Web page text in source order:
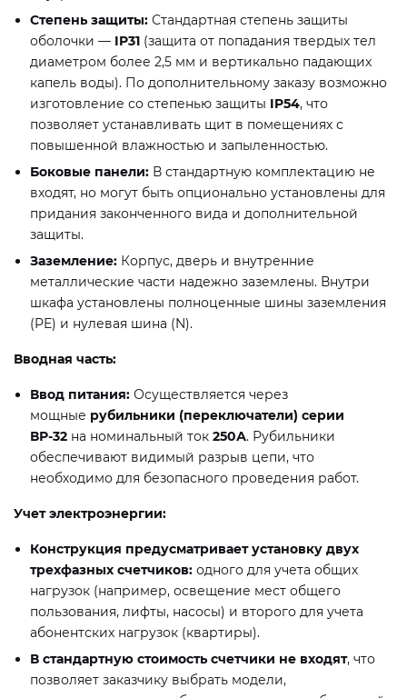
Степень защиты: Стандартная степень защиты
оболочки — IP31 (защита от попадания твердых тел
диаметром более 2,5 мм и вертикально падающих
капель воды). По дополнительному заказу возможно
изготовление со степенью защиты IP54, что
позволяет устанавливать щит в помещениях с
повышенной влажностью и запыленностью.
Боковые панели: В стандартную комплектацию не
входят, но могут быть опционально установлены для
придания законченного вида и дополнительной
защиты.
Заземление: Корпус, дверь и внутренние
металлические части надежно заземлены. Внутри
шкафа установлены полноценные шины заземления
(PE) и нулевая шина (N).
Вводная часть:
Ввод питания: Осуществляется через
мощные рубильники (переключатели) серии
ВР-32 на номинальный ток 250А. Рубильники
обеспечивают видимый разрыв цепи, что
необходимо для безопасного проведения работ.
Учет электроэнергии:
Конструкция предусматривает установку двух
трехфазных счетчиков: одного для учета общих
нагрузок (например, освещение мест общего
пользования, лифты, насосы) и второго для учета
абонентских нагрузок (квартиры).
В стандартную стоимость счетчики не входят, что
позволяет заказчику выбрать модели,